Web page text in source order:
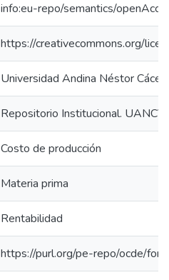
info:eu-repo/semantics/
https://creativecommons.org/
Universidad Andina Néstor
Repositorio Institucional. UANCV
Costo de producción
Materia prima
Rentabilidad
https://purl.org/pe-repo/ocde/